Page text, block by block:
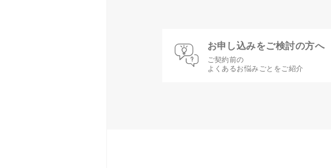
お申し込みをご検討の方へ
ご契約前の
よくあるお悩みごとをご紹介